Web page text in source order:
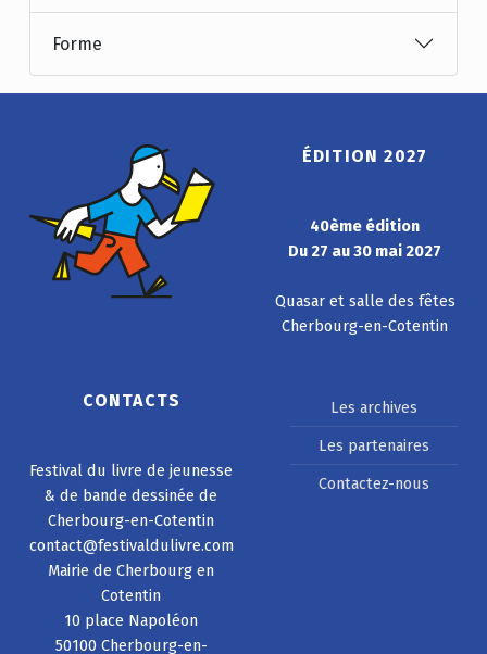
Forme
ÉDITION 2027
40ème édition
Du 27 au 30 mai 2027
Quasar et salle des fêtes
Cherbourg-en-Cotentin
CONTACTS
Festival du livre de jeunesse
& de bande dessinée de
Cherbourg-en-Cotentin
contact@festivaldulivre.com
Mairie de Cherbourg en
Cotentin
10 place Napoléon
50100 Cherbourg-en-
Les archives
Les partenaires
Contactez-nous